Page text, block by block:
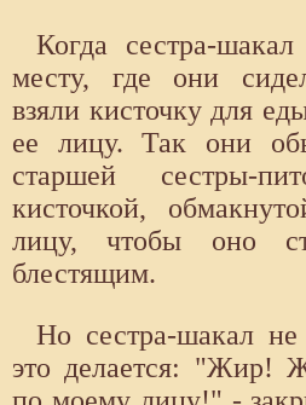
Когда сестра-
месту, где они
взяли кисточку для
ее лицу. Так они
старшей сестры-
кисточкой,
лицу, чтобы оно
блестящим.
Но сестра-шакал не
это делается: "Жир!